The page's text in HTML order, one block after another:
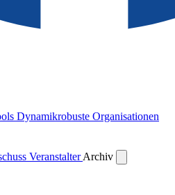
Dynamikrobuste Organisationen
VeranstalterArchiv